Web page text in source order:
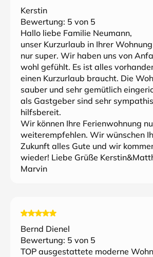
Kerstin
Bewertung: 5 von 5
Hallo liebe Familie Neumann,
unser Kurzurlaub in Ihrer
nur super. Wir haben uns von
wohl gefühlt. Es ist alles
einen Kurzurlaub braucht. Die
sauber und sehr gemütlich
als Gastgeber sind sehr
hilfsbereit.
Wir können Ihre Ferienwohnung
weiterempfehlen. Wir wünschen
Zukunft alles Gute und wir
wieder! Liebe Grüße
Marvin
Bernd Dienel
Bewertung: 5 von 5
TOP ausgestattete moderne